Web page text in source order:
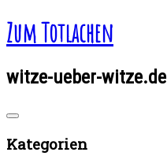
Zum Totlachen
witze-ueber-witze.de
Kategorien